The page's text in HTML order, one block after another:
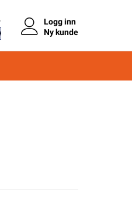
Logg inn
Ny kunde